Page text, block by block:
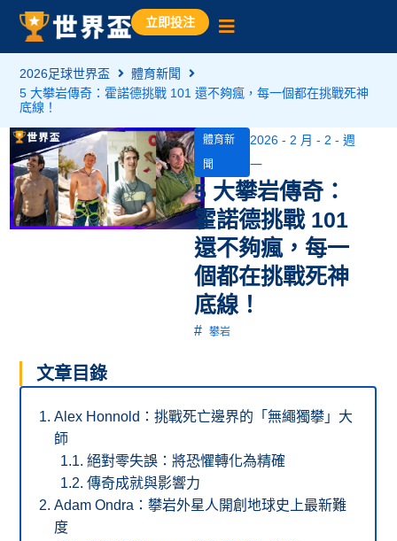
立即投注
2026足球世界盃
體育新聞
5 大攀岩傳奇：霍諾德挑戰 101 還不夠瘋，每一個都在挑戰死神
底線！
體育新
聞
2026 - 2 月 - 2 - 週
一
5 大攀岩傳奇：
霍諾德挑戰 101
還不夠瘋，每一
個都在挑戰死神
底線！
# 攀岩
文章目錄
Alex Honnold：挑戰死亡邊界的「無繩獨攀」大
師
絕對零失誤：將恐懼轉化為精確
傳奇成就與影響力
Adam Ondra：攀岩外星人開創地球史上最新難
度